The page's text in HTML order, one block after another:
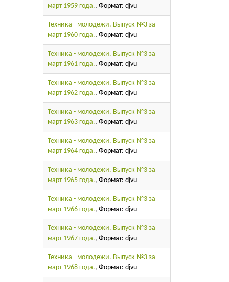
март 1959 года., Формат: djvu
Техника - молодежи. Выпуск №3 за
март 1960 года., Формат: djvu
Техника - молодежи. Выпуск №3 за
март 1961 года., Формат: djvu
Техника - молодежи. Выпуск №3 за
март 1962 года., Формат: djvu
Техника - молодежи. Выпуск №3 за
март 1963 года., Формат: djvu
Техника - молодежи. Выпуск №3 за
март 1964 года., Формат: djvu
Техника - молодежи. Выпуск №3 за
март 1965 года., Формат: djvu
Техника - молодежи. Выпуск №3 за
март 1966 года., Формат: djvu
Техника - молодежи. Выпуск №3 за
март 1967 года., Формат: djvu
Техника - молодежи. Выпуск №3 за
март 1968 года., Формат: djvu